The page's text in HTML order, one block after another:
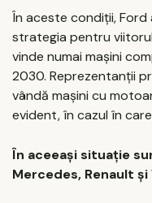
În aceste condiții, Ford
strategia pentru
vinde numai mașini
2030. Reprezentanții
vândă mașini cu
evident, în cazul în
În aceeași situație
Mercedes, Renault și